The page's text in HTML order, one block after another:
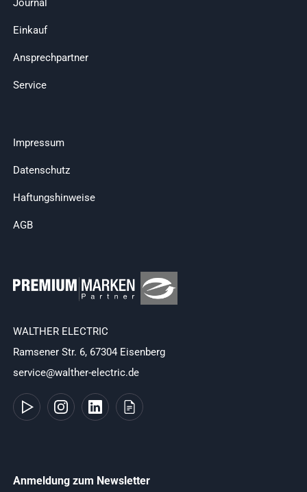
Journal
Einkauf
Ansprechpartner
Service
Impressum
Datenschutz
Haftungshinweise
AGB
WALTHER ELECTRIC
Ramsener Str. 6, 67304 Eisenberg
service@walther-electric.de
Anmeldung zum Newsletter